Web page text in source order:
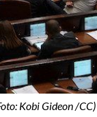
Kobi Gideon /CC)